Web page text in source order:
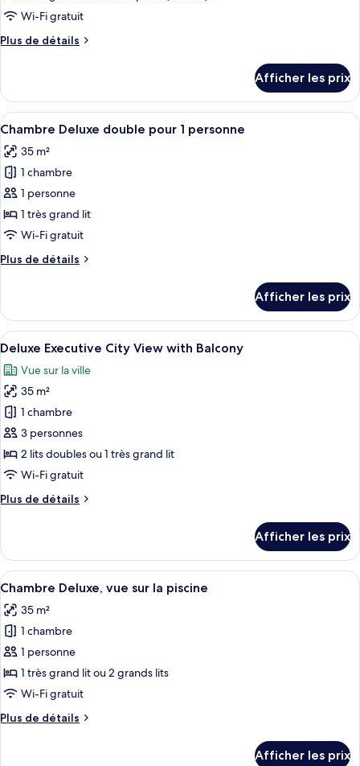
type
chambre :
Pool
View
Wi-Fi gratuit
Plus de détails
Plus
Master
Suite
Pool
Afficher les prix
Afficher
toutes
les
photos
pour
ce
type
chambre :
double
pour
1
personne
Une chambre d’hôtel avec deux lits,
5
Chambre Deluxe double pour 1 personne
35 m²
1 chambre
1 personne
1 très grand lit
Wi-Fi gratuit
Plus de détails
Plus
Chambre
Deluxe
double
personne
Afficher les prix
Afficher
toutes
les
photos
pour
ce
type
de
chambre :
Deluxe
View
with
Balcony
5
Deluxe Executive City View with Balcony
Vue sur la ville
35 m²
1 chambre
3 personnes
2 lits doubles ou 1 très grand lit
Wi-Fi gratuit
Plus de détails
Plus
Deluxe
Executive
City
with
Balcony
Afficher les prix
Afficher
toutes
les
photos
pour
ce
type
chambre :
Une chambre d’hôtel avec deux
5
Chambre Deluxe, vue sur la piscine
35 m²
1 chambre
1 personne
1 très grand lit ou 2 grands lits
Wi-Fi gratuit
Plus de détails
Plus
Afficher les prix